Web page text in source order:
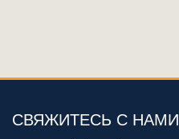
СВЯЖИТЕСЬ С НАМИ